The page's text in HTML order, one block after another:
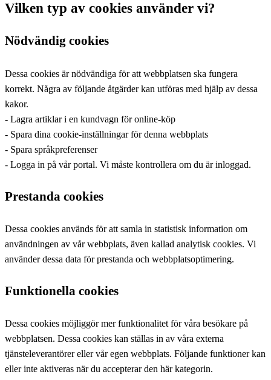
Vilken typ av cookies använder vi?
Nödvändig cookies
Dessa cookies är nödvändiga för att webbplatsen ska fungera
korrekt. Några av följande åtgärder kan utföras med hjälp av dessa
kakor.
- Lagra artiklar i en kundvagn för online-köp
- Spara dina cookie-inställningar för denna webbplats
- Spara språkpreferenser
- Logga in på vår portal. Vi måste kontrollera om du är inloggad.
Prestanda cookies
Dessa cookies används för att samla in statistisk information om
användningen av vår webbplats, även kallad analytisk cookies. Vi
använder dessa data för prestanda och webbplatsoptimering.
Funktionella cookies
Dessa cookies möjliggör mer funktionalitet för våra besökare på
webbplatsen. Dessa cookies kan ställas in av våra externa
tjänsteleverantörer eller vår egen webbplats. Följande funktioner kan
eller inte aktiveras när du accepterar den här kategorin.